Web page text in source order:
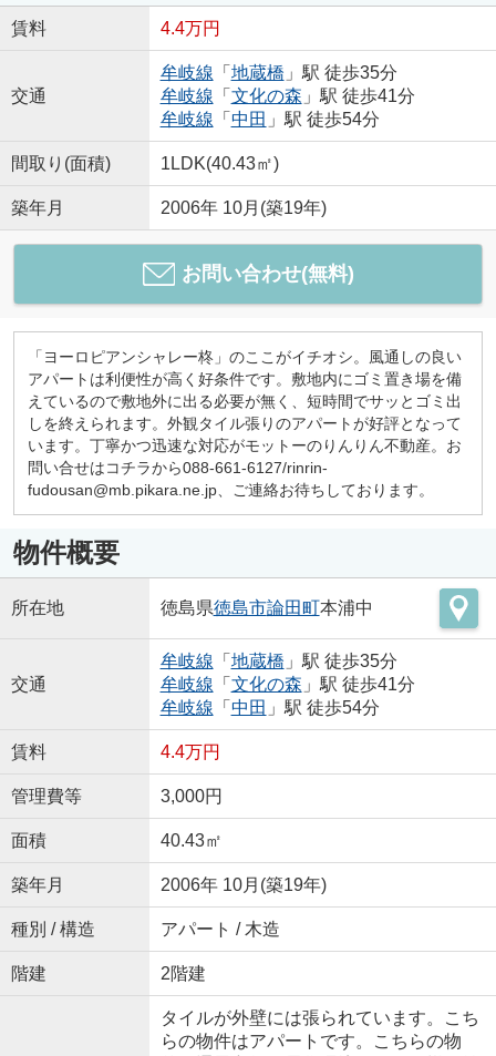
賃料 4.4万円
交通
牟岐線 「 地蔵橋 」駅 徒歩35分
牟岐線 「 文化の森 」駅 徒歩41分
牟岐線 「 中田 」駅 徒歩54分
間取り(面積) 1LDK(40.43㎡)
築年月 2006年 10月(築19年)
お問い合わせ(無料)
「ヨーロピアンシャレー柊」のここがイチオシ。風通しの良い
アパートは利便性が高く好条件です。敷地内にゴミ置き場を備
えているので敷地外に出る必要が無く、短時間でサッとゴミ出
しを終えられます。外観タイル張りのアパートが好評となって
います。丁寧かつ迅速な対応がモットーのりんりん不動産。お
問い合せはコチラから088-661-6127/rinrin-
fudousan@mb.pikara.ne.jp、ご連絡お待ちしております。
物件概要
所在地 徳島県徳島市論田町本浦中
交通
牟岐線 「 地蔵橋 」駅 徒歩35分
牟岐線 「 文化の森 」駅 徒歩41分
牟岐線 「 中田 」駅 徒歩54分
賃料 4.4万円
管理費等 3,000円
面積 40.43㎡
築年月 2006年 10月(築19年)
種別 / 構造 アパート / 木造
階建 2階建
タイルが外壁には張られています。こち
らの物件はアパートです。こちらの物